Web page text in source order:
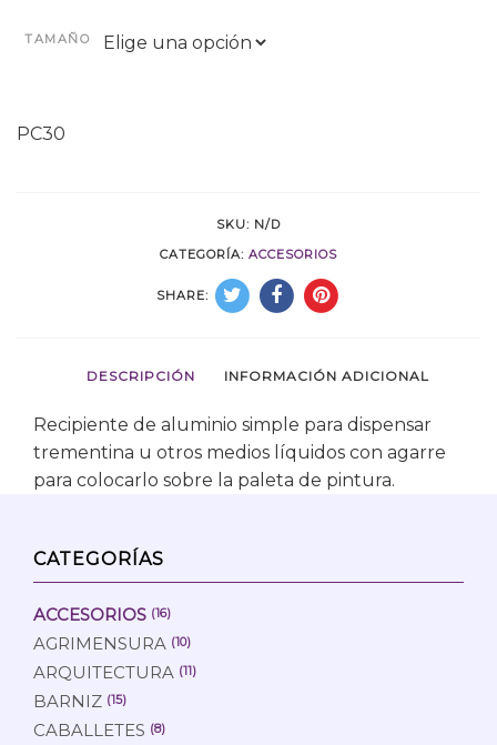
TAMAÑO
PC30
SKU: N/D
CATEGORÍA: ACCESORIOS
SHARE:
DESCRIPCIÓN INFORMACIÓN ADICIONAL
Recipiente de aluminio simple para dispensar
trementina u otros medios líquidos con agarre
para colocarlo sobre la paleta de pintura.
CATEGORÍAS
ACCESORIOS (16)
AGRIMENSURA (10)
ARQUITECTURA (11)
BARNIZ (15)
CABALLETES (8)